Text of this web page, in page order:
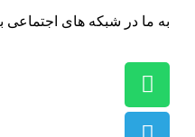
به ما در شبکه های اجتماعی